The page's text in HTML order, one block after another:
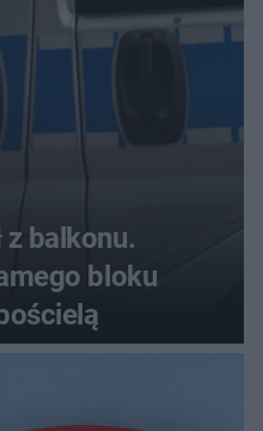
z balkonu.
bloku